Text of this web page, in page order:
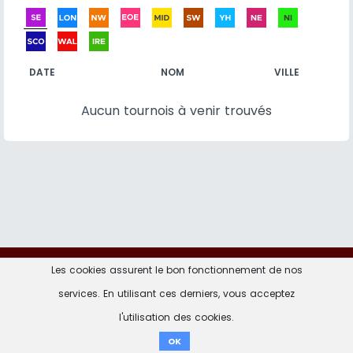
DATE NOM VILLE
Aucun tournois à venir trouvés
Les cookies assurent le bon fonctionnement de nos
services. En utilisant ces derniers, vous acceptez
l'utilisation des cookies.
OK